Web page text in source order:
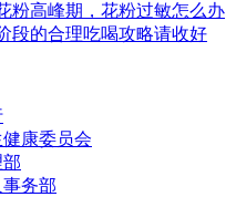
粉高峰期，花粉过敏怎么办
段的合理吃喝攻略请收好
康委员会
务部